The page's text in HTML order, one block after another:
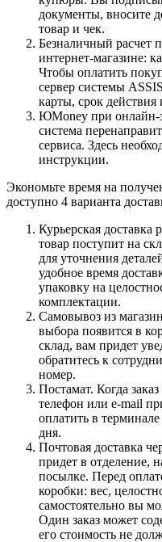
документы, вносите
товар и чек.
Безналичный расчет
интернет-магазине:
Чтобы оплатить
сервер системы
карты, срок действия
ЮMoney при онлайн-
система
сервиса. Здесь
инструкции.
Экономьте время на
доступно 4 варианта
Курьерская доставка
товар поступит на
для уточнения
удобное время
упаковку на
комплектации.
Самовывоз из
выбора появится в
склад, вам придет
обратитесь к
номер.
Постамат. Когда
телефон или e-mail
оплатить в
дня.
Почтовая доставка
придет в отделение,
посылке. Перед
коробки: вес,
самостоятельно вы
Один заказ может
его стоимость не